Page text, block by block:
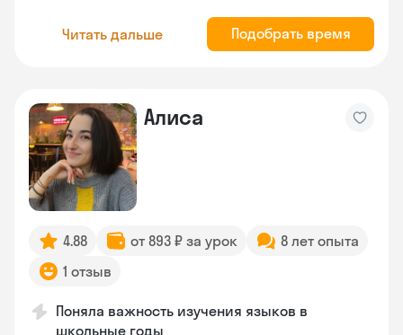
Читать дальше Подобрать время
Алиса
4.88 от 893 ₽ за урок
8 лет опыта
1 отзыв
Поняла важность изучения языков в
школьные годы